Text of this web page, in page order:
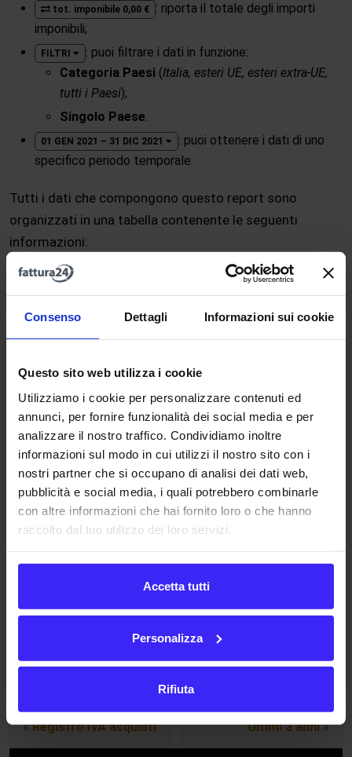
Consenso Dettagli Informazioni sui cookie
Questo sito web utilizza i cookie
Utilizziamo i cookie per personalizzare contenuti ed
annunci, per fornire funzionalità dei social media e per
analizzare il nostro traffico. Condividiamo inoltre
informazioni sul modo in cui utilizzi il nostro sito con i
nostri partner che si occupano di analisi dei dati web,
pubblicità e social media, i quali potrebbero combinarle
con altre informazioni che hai fornito loro o che hanno
raccolto dal tuo utilizzo dei loro servizi.
Accetta tutti
Personalizza
Rifiuta
tot. imponibile 0,00 €
: riporta il totale degli importi
imponibili;
FILTRI
: puoi filtrare i dati in funzione:
Categoria Paesi (Italia, esteri UE, esteri extra-UE,
tutti i Paesi);
Singolo Paese.
01 GEN 2021 – 31 DIC 2021
: puoi ottenere i dati di uno
specifico periodo temporale.
Tutti i dati che compongono questo report sono
organizzati in una tabella contenente le seguenti
informazioni:
Paese;
Aliquota IVA
Imponibile;
Importo IVA;
% IVA
Altri avvisi e funzioni
In tutte le sezioni sono disponibili ulteriori funzioni
molto utili per gestire i vari documenti.
possibile decidere quali colonne nascondere e quali
Precedente
Registro IVA acquisti
Successivo
Ultimi 3 anni